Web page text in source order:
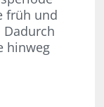
früh und
hinweg